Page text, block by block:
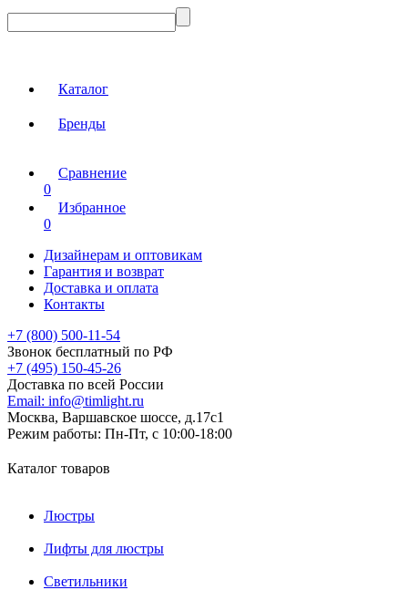
Каталог
Бренды
Сравнение
0
Избранное
0
Дизайнерам и оптовикам
Гарантия и возврат
Доставка и оплата
Контакты
+7 (800) 500-11-54
Звонок бесплатный по РФ
+7 (495) 150-45-26
Доставка по всей России
Email: info@timlight.ru
Москва, Варшавское шоссе, д.17c1
Режим работы: Пн-Пт, с 10:00-18:00
Каталог товаров
Люстры
Лифты для люстры
Светильники